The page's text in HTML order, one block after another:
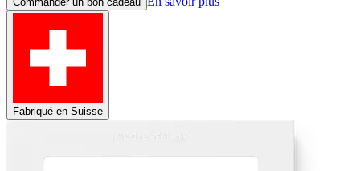
Fabriqué en Suisse